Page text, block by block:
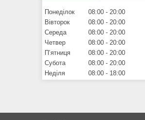
Понеділок 08:00
20:00
Вівторок
08:00
20:00
Середа
08:00
20:00
Четвер
08:00
20:00
Пʼятниця
08:00
20:00
Субота
08:00
20:00
Неділя
08:00 18:00